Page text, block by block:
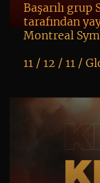
Başarılı grup
tarafından
Montreal
11 / 12 / 11 /